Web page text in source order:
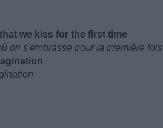
we kiss for the first time
on s'embrasse pour la première fois